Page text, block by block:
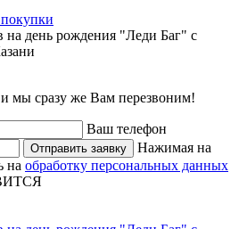
мы сразу же Вам перезвоним!
Ваш телефон
Отправить заявку
Нажимая на
на обработку персональных данных